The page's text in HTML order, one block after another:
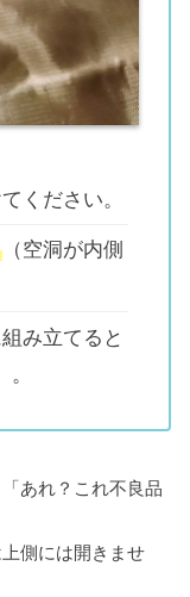
ください。
（空洞が内側
み立てると
あれ？これ不良品
側には開きませ